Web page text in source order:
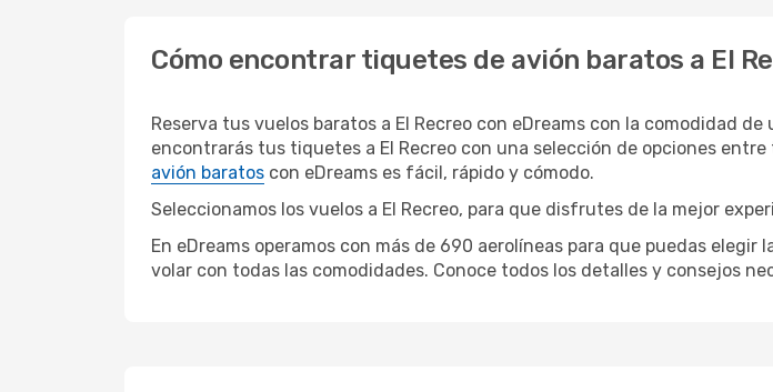
Cómo encontrar tiquetes de avión baratos a El
Reserva tus vuelos baratos a El Recreo con eDreams con la comodidad
encontrarás tus tiquetes a El Recreo con una selección de opciones
avión baratos con eDreams es fácil, rápido y cómodo.
Seleccionamos los vuelos a El Recreo, para que disfrutes de la mejor
En eDreams operamos con más de 690 aerolíneas para que puedas
volar con todas las comodidades. Conoce todos los detalles y consejos